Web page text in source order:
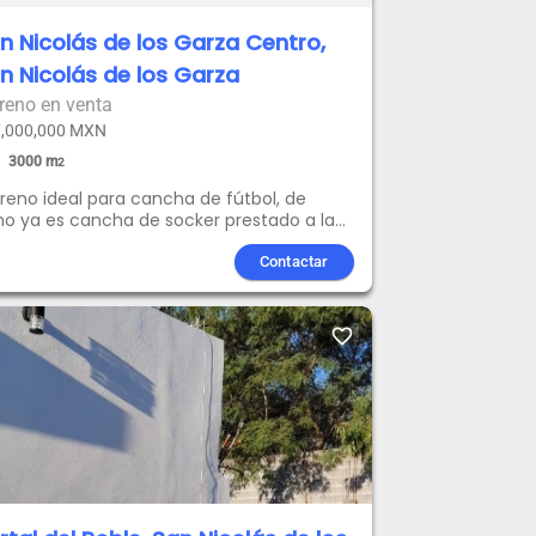
Nicolás de los Garza Centro,
Nicolás de los Garza
en venta
MXN
3000m2
ideal para cancha de fútbol, de
ya es cancha de socker prestado a la
de San Nicolas. o bien para bodega al
del terreno hay canchas de tierra y
Contactar
favorite_border